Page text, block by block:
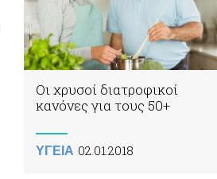
Οι χρυσοί διατροφικοί
κανόνες για τους 50+
ΥΓΕΙΑ 02.01.2018